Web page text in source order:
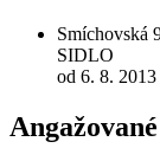
Smíchovská
SIDLO
od 6. 8. 2013